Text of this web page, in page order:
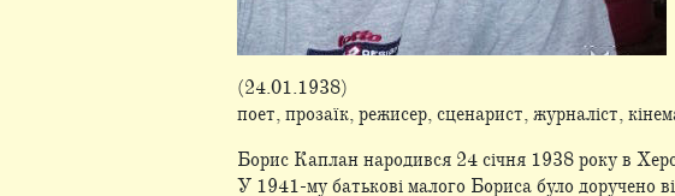
(24.01.1938)
поет, прозаїк, режисер, сценарист, журналіст,
Борис Каплан народився 24 січня 1938 року в
У 1941-му батькові малого Бориса було доручено